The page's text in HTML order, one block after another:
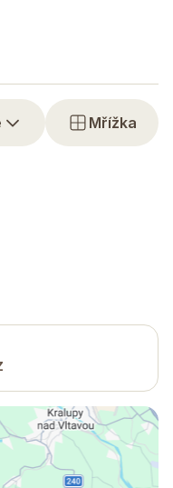
Mřížka